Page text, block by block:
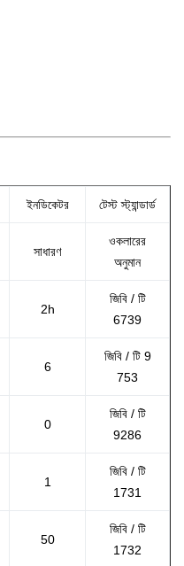
ইনডিকেটর টেস্ট স্ট্যান্ডার্ড
সাধারণ
ওকলারের
অনুমান
2h
জিবি / টি
6739
6
জিবি / টি 9
753
0
জিবি / টি
9286
1
জিবি / টি
1731
50
জিবি / টি
1732